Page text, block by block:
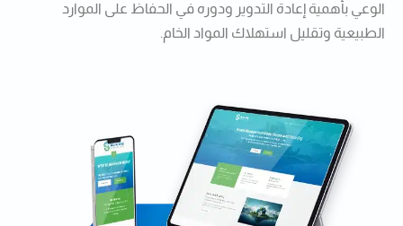
الوعي بأهمية إعادة التدوير ودوره في الحفاظ على الموارد
الطبيعية وتقليل استهلاك المواد الخام.